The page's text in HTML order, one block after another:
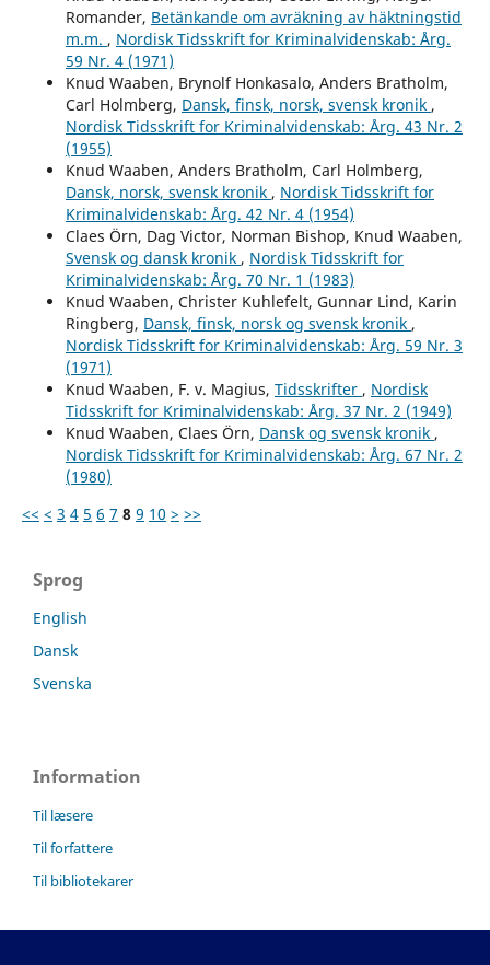
Romander, Betänkande om avräkning av häktningstid
m.m. , Nordisk Tidsskrift for Kriminalvidenskab: Årg.
59 Nr. 4 (1971)
Knud Waaben, Brynolf Honkasalo, Anders Bratholm,
Carl Holmberg, Dansk, finsk, norsk, svensk kronik ,
Nordisk Tidsskrift for Kriminalvidenskab: Årg. 43 Nr. 2
(1955)
Knud Waaben, Anders Bratholm, Carl Holmberg,
Dansk, norsk, svensk kronik , Nordisk Tidsskrift for
Kriminalvidenskab: Årg. 42 Nr. 4 (1954)
Claes Örn, Dag Victor, Norman Bishop, Knud Waaben,
Svensk og dansk kronik , Nordisk Tidsskrift for
Kriminalvidenskab: Årg. 70 Nr. 1 (1983)
Knud Waaben, Christer Kuhlefelt, Gunnar Lind, Karin
Ringberg, Dansk, finsk, norsk og svensk kronik ,
Nordisk Tidsskrift for Kriminalvidenskab: Årg. 59 Nr. 3
(1971)
Knud Waaben, F. v. Magius, Tidsskrifter , Nordisk
Tidsskrift for Kriminalvidenskab: Årg. 37 Nr. 2 (1949)
Knud Waaben, Claes Örn, Dansk og svensk kronik ,
Nordisk Tidsskrift for Kriminalvidenskab: Årg. 67 Nr. 2
(1980)
<< < 3 4 5 6 7 8 9 10 > >>
Sprog
English
Dansk
Svenska
Information
Til læsere
Til forfattere
Til bibliotekarer